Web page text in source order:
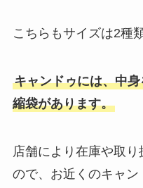
こちらもサイズは2種
キャンドゥには、中
縮袋があります。
店舗により在庫や取
ので、お近くのキャン